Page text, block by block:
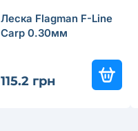
Леска Flagman F-Line
Carp 0.30мм
115.2 грн